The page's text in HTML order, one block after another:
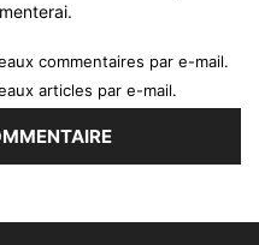
commentaires par e-mail.
articles par e-mail.